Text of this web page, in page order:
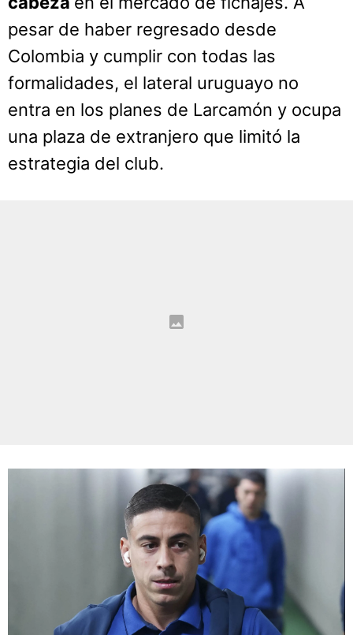
pesar de haber regresado desde
Colombia y cumplir con todas las
formalidades, el lateral uruguayo no
entra en los planes de Larcamón y ocupa
una plaza de extranjero que limitó la
estrategia del club.